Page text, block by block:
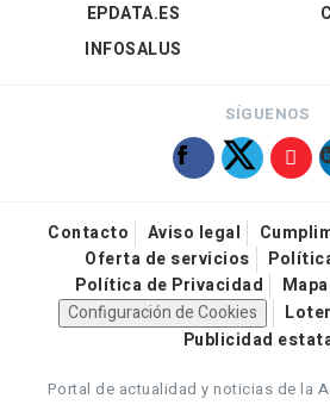
EPDATA.ES
INFOSALUS
SÍGUENOS
Contacto Aviso legal
Oferta de servicios
Política de Privacidad
Configuración de Cookies
Publicidad
Portal de actualidad y noticias de la